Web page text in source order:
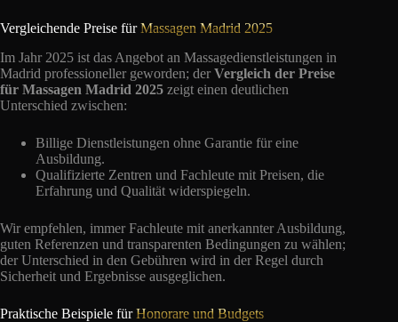
Vergleichende Preise fürMassagen Madrid 2025
Im Jahr 2025 ist das Angebot an Massagedienstleistungen in
Madrid professioneller geworden; der Vergleich der Preise
für Massagen Madrid 2025 zeigt einen deutlichen
Unterschied zwischen:
Billige Dienstleistungen ohne Garantie für eine
Ausbildung.
Qualifizierte Zentren und Fachleute mit Preisen, die
Erfahrung und Qualität widerspiegeln.
Wir empfehlen, immer Fachleute mit anerkannter Ausbildung,
guten Referenzen und transparenten Bedingungen zu wählen;
der Unterschied in den Gebühren wird in der Regel durch
Sicherheit und Ergebnisse ausgeglichen.
Praktische Beispiele fürHonorare und Budgets